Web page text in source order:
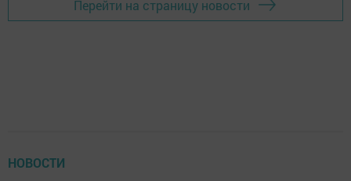
Перейти на страницу новости
НОВОСТИ